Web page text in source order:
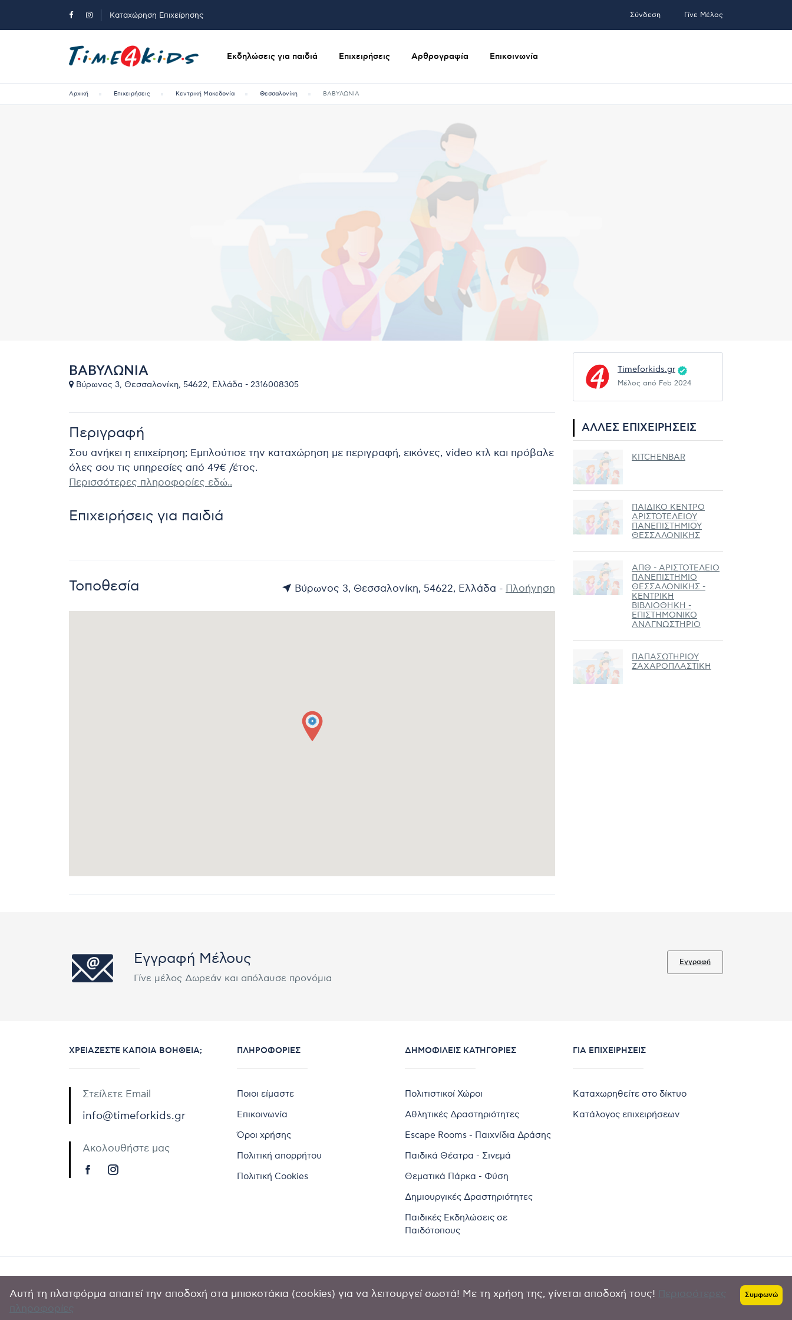
Καταχώρηση Επιχείρησης Σύνδεση Γίνε Μέλος
Εκδηλώσεις για παιδιά Επιχειρήσεις Αρθρογραφία Επικοινωνία
Αρχική Επιχειρήσεις Κεντρική Μακεδονία Θεσσαλονίκη ΒΑΒΥΛΩΝΙΑ
ΒΑΒΥΛΩΝΙΑ
Βύρωνος 3, Θεσσαλονίκη, 54622, Ελλάδα - 2316008305
Περιγραφή
Σου ανήκει η επιχείρηση; Εμπλούτισε την καταχώρηση με περιγραφή, εικόνες, video κτλ και πρόβαλε
όλες σου τις υπηρεσίες από 49€ /έτος.
Περισσότερες πληροφορίες εδώ..
Επιχειρήσεις για παιδιά
Τοποθεσία Βύρωνος 3, Θεσσαλονίκη, 54622, Ελλάδα - Πλοήγηση
Timeforkids.gr
Μέλος από Feb 2024
ΆΛΛΕΣ ΕΠΙΧΕΙΡΉΣΕΙΣ
KITCHENBAR
ΠΑΙΔΙΚΟ ΚΕΝΤΡΟ
ΑΡΙΣΤΟΤΕΛΕΙΟΥ
ΠΑΝΕΠΙΣΤΗΜΙΟΥ
ΘΕΣΣΑΛΟΝΙΚΗΣ
ΑΠΘ - ΑΡΙΣΤΟΤΕΛΕΙΟ
ΠΑΝΕΠΙΣΤΗΜΙΟ
ΘΕΣΣΑΛΟΝΙΚΗΣ -
ΚΕΝΤΡΙΚΗ
ΒΙΒΛΙΟΘΗΚΗ -
ΕΠΙΣΤΗΜΟΝΙΚΟ
ΑΝΑΓΝΩΣΤΗΡΙΟ
ΠΑΠΑΣΩΤΗΡΙΟΥ
ΖΑΧΑΡΟΠΛΑΣΤΙΚΗ
Εγγραφή Μέλους
Γίνε μέλος Δωρεάν και απόλαυσε προνόμια
Εγγραφή
ΧΡΕΙΆΖΕΣΤΕ ΚΆΠΟΙΑ ΒΟΉΘΕΙΑ;
Στείλετε Email
info@timeforkids.gr
Ακολουθήστε μας
ΠΛΗΡΟΦΟΡΊΕΣ
Ποιοι είμαστε
Επικοινωνία
Όροι χρήσης
Πολιτική απορρήτου
Πολιτική Cookies
ΔΗΜΟΦΙΛΕΊΣ ΚΑΤΗΓΟΡΊΕΣ
Πολιτιστικοί Χώροι
Αθλητικές Δραστηριότητες
Escape Rooms - Παιχνίδια Δράσης
Παιδικά Θέατρα - Σινεμά
Θεματικά Πάρκα - Φύση
Δημιουργικές Δραστηριότητες
Παιδικές Εκδηλώσεις σε
Παιδότοπους
ΓΙΑ ΕΠΙΧΕΙΡΉΣΕΙΣ
Καταχωρηθείτε στο δίκτυο
Κατάλογος επιχειρήσεων
Copyright © 2024 by Goldensites Πολιτική απορρήτου-
Αυτή τη πλατφόρμα απαιτεί την αποδοχή στα μπισκοτάκια (cookies) για να λειτουργεί σωστά! Με τη χρήση της, γίνεται αποδοχή τους! Συμφωνώ